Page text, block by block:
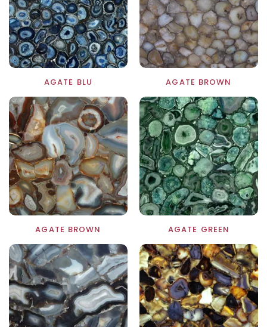
AGATE BLU AGATE BROWN
AGATE BROWN AGATE GREEN